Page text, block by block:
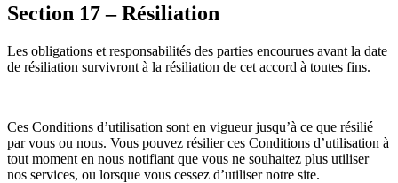
Section 17 – Résiliation
Les obligations et responsabilités des parties encourues avant la date
de résiliation survivront à la résiliation de cet accord à toutes fins.
Ces Conditions d’utilisation sont en vigueur jusqu’à ce que résilié
par vous ou nous. Vous pouvez résilier ces Conditions d’utilisation à
tout moment en nous notifiant que vous ne souhaitez plus utiliser
nos services, ou lorsque vous cessez d’utiliser notre site.